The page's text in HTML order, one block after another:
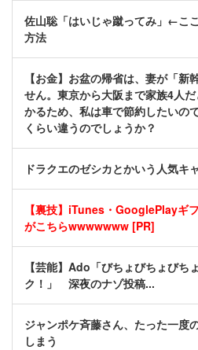
佐山聡「はいじゃ蹴ってみ」←こ
方法
【お金】お盆の帰省は、妻が「新
せん。東京から大阪まで家族4人
かるため、私は車で節約したいの
くらい違うのでしょうか？
ドラクエのゼシカとかいう人気キ
【裏技】iTunes・GooglePlayギ
がこちらwwwwwww [PR]
【芸能】Ado「びちょびちょび
ク！」 深夜のナゾ投稿...
ジャンポケ斉藤さん、たった一度
しまう